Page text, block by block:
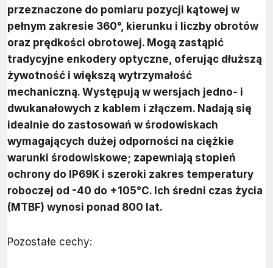
przeznaczone do pomiaru pozycji kątowej w
pełnym zakresie 360°, kierunku i liczby obrotów
oraz prędkości obrotowej. Mogą zastąpić
tradycyjne enkodery optyczne, oferując dłuższą
żywotność i większą wytrzymałość
mechaniczną. Występują w wersjach jedno- i
dwukanałowych z kablem i złączem. Nadają się
idealnie do zastosowań w środowiskach
wymagających dużej odporności na ciężkie
warunki środowiskowe; zapewniają stopień
ochrony do IP69K i szeroki zakres temperatury
roboczej od -40 do +105°C. Ich średni czas życia
(MTBF) wynosi ponad 800 lat.
Pozostałe cechy: